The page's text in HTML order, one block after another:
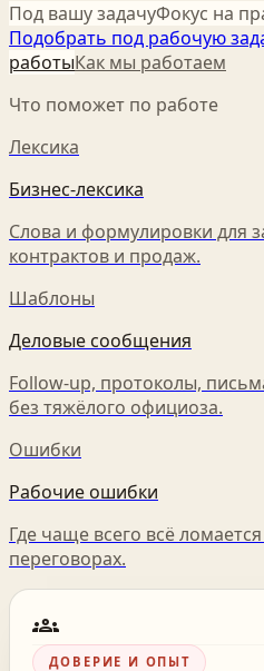
Под вашу задачуФокус на
Подобрать под рабочую
работыКак мы работаем
Что поможет по работе
Лексика
Бизнес-лексика
Слова и формулировки для
контрактов и продаж.
Шаблоны
Деловые сообщения
Follow-up, протоколы,
без тяжёлого официоза.
Ошибки
Рабочие ошибки
Где чаще всего всё
переговорах.
groups
ДОВЕРИЕ И ОПЫТ